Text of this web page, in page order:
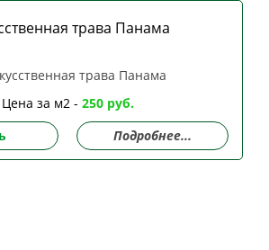
трава Панама
Цена за м2 - 250 руб.
Подробнее...